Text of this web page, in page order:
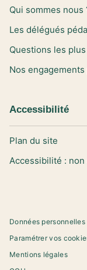
Qui sommes nous
Les délégués
Questions les
Nos
Accessibilité
Plan du site
Accessibilité :
Données personnelles
Paramétrer vos
Mentions légales